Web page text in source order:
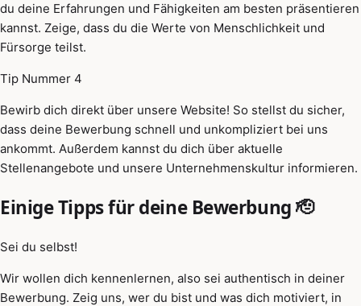
du deine Erfahrungen und Fähigkeiten am besten präsentieren
kannst. Zeige, dass du die Werte von Menschlichkeit und
Fürsorge teilst.
Tip Nummer 4
Bewirb dich direkt über unsere Website! So stellst du sicher,
dass deine Bewerbung schnell und unkompliziert bei uns
ankommt. Außerdem kannst du dich über aktuelle
Stellenangebote und unsere Unternehmenskultur informieren.
Einige Tipps für deine Bewerbung 🫡
Sei du selbst!
Wir wollen dich kennenlernen, also sei authentisch in deiner
Bewerbung. Zeig uns, wer du bist und was dich motiviert, in